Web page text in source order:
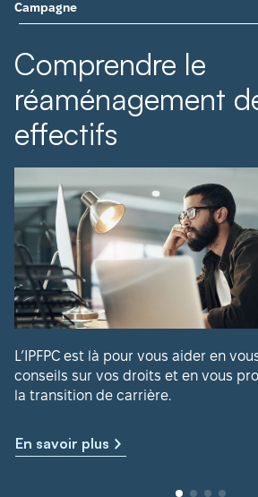
Campagne
Comprendre le
réaménagement
effectifs
L’IPFPC est là pour vous aider en
conseils sur vos droits et en vous
la transition de carrière.
En savoir plus